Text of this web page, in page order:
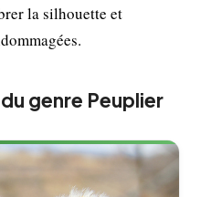
la silhouette et
genre Peuplier